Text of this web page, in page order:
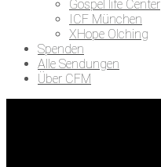
Gospel life Center
ICF München
XHope Olching
Spenden
Alle Sendungen
Über CFM